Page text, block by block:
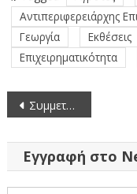
Αντιπεριφερειάρχης
Γεωργία
Εκθέσεις
Επιχειρηματικότητα
Πλοήγηση
άρθρων
Συμμετοχή της Περιφέρειας Δυτικής Μακεδονίας στην 31η AGROTICA
Εγγραφή στο